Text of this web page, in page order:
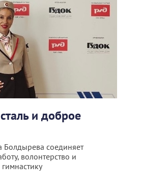
и доброе
Болдырева соединяет
волонтерство и